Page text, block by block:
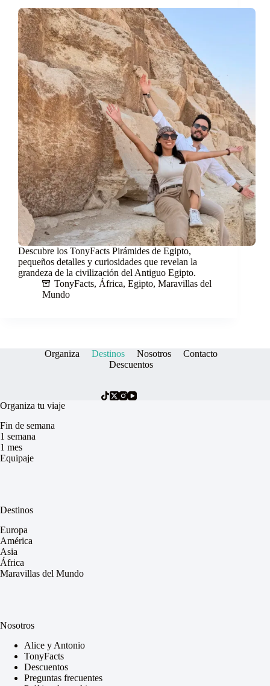
Descubre los TonyFacts Pirámides de Egipto,
pequeños detalles y curiosidades que revelan la
grandeza de la civilización del Antiguo Egipto.
TonyFacts, África, Egipto, Maravillas del
Mundo
Organiza Destinos Nosotros
Contacto
Descuentos
Organiza tu viaje
Fin de semana
1 semana
1 mes
Equipaje
Destinos
Europa
América
Asia
África
Maravillas del Mundo
Nosotros
Alice y Antonio
TonyFacts
Descuentos
Preguntas frecuentes